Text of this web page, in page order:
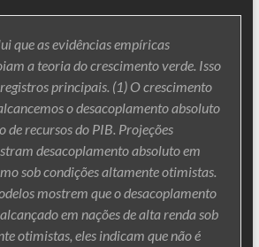
que as evidências empíricas
a teoria do crescimento verde. Isso
principais. (1) O crescimento
o desacoplamento absoluto
de recursos do PIB. Projeções
desacoplamento absoluto em
sob condições altamente otimistas.
mostrem que o desacoplamento
em nações de alta renda sob
otimistas, eles indicam que não é